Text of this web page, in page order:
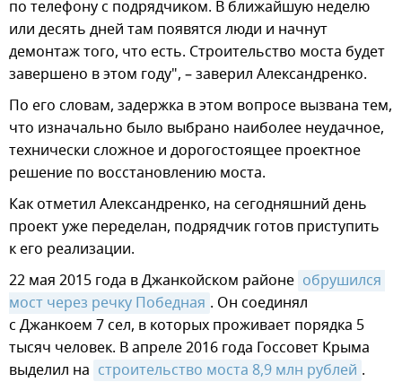
по телефону с подрядчиком. В ближайшую неделю
или десять дней там появятся люди и начнут
демонтаж того, что есть. Строительство моста будет
завершено в этом году", – заверил Александренко.
По его словам, задержка в этом вопросе вызвана тем,
что изначально было выбрано наиболее неудачное,
технически сложное и дорогостоящее проектное
решение по восстановлению моста.
Как отметил Александренко, на сегодняшний день
проект уже переделан, подрядчик готов приступить
к его реализации.
22 мая 2015 года в Джанкойском районе обрушился
мост через речку Победная . Он соединял
с Джанкоем 7 сел, в которых проживает порядка 5
тысяч человек. В апреле 2016 года Госсовет Крыма
выделил на строительство моста 8,9 млн рублей .